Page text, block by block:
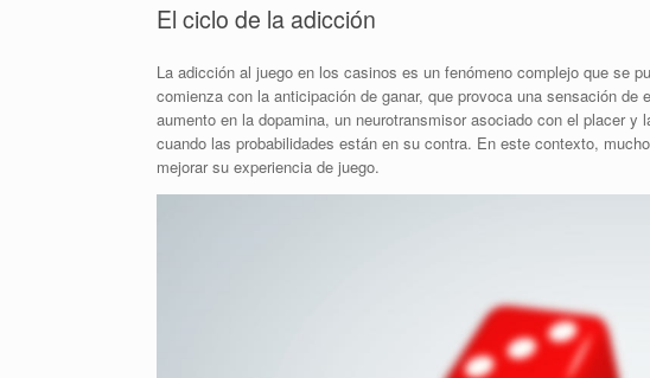
El ciclo de la adicción
La adicción al juego en los casinos es un fenómeno complejo que se
comienza con la anticipación de ganar, que provoca una sensación
aumento en la dopamina, un neurotransmisor asociado con el placer
cuando las probabilidades están en su contra. En este contexto,
mejorar su experiencia de juego.